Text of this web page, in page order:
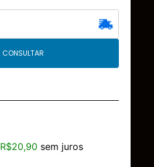
CONSULTAR
R$20,90 sem juros